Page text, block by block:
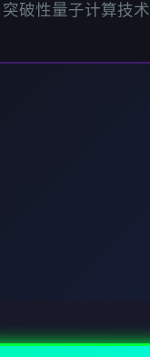
突破性量子计算技术